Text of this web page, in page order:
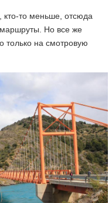
кто-то меньше, отсюда
Но все же
только на смотровую